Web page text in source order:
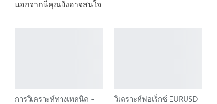
นอกจากนี้คุณยังอาจสนใจ
การวิเคราะห์ทางเทคนิค –
วิเคราะห์ฟอเร็กซ์ EURUSD